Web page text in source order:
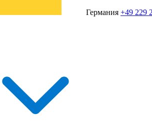
Германия +49 229